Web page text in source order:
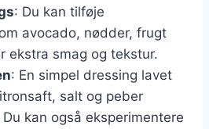
: Du kan tilføje
avocado, nødder, frugt
ekstra smag og tekstur.
: En simpel dressing lavet
salt og peber
kan også eksperimentere